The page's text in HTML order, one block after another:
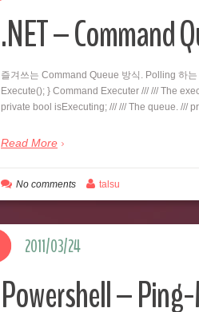
.NET –
즐겨쓰는 Command Queue 방식. Polling 하
Execute(); } Command Executer /// /// The
private bool isExecuting; /// /// The queue. ///
Read More
No comments talsu
Powershell –
2011/03/24